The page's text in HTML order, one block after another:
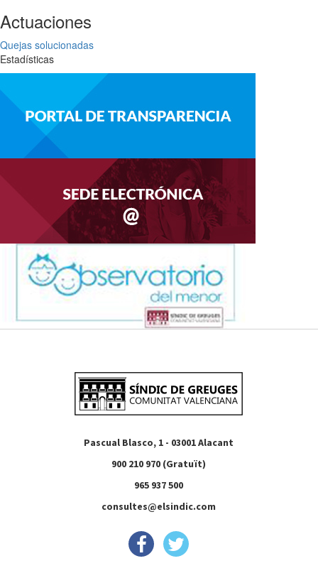
Actuaciones
Quejas solucionadas
Estadísticas
Pascual Blasco, 1 - 03001 Alacant
900 210 970 (Gratuït)
965 937 500
consultes@elsindic.com